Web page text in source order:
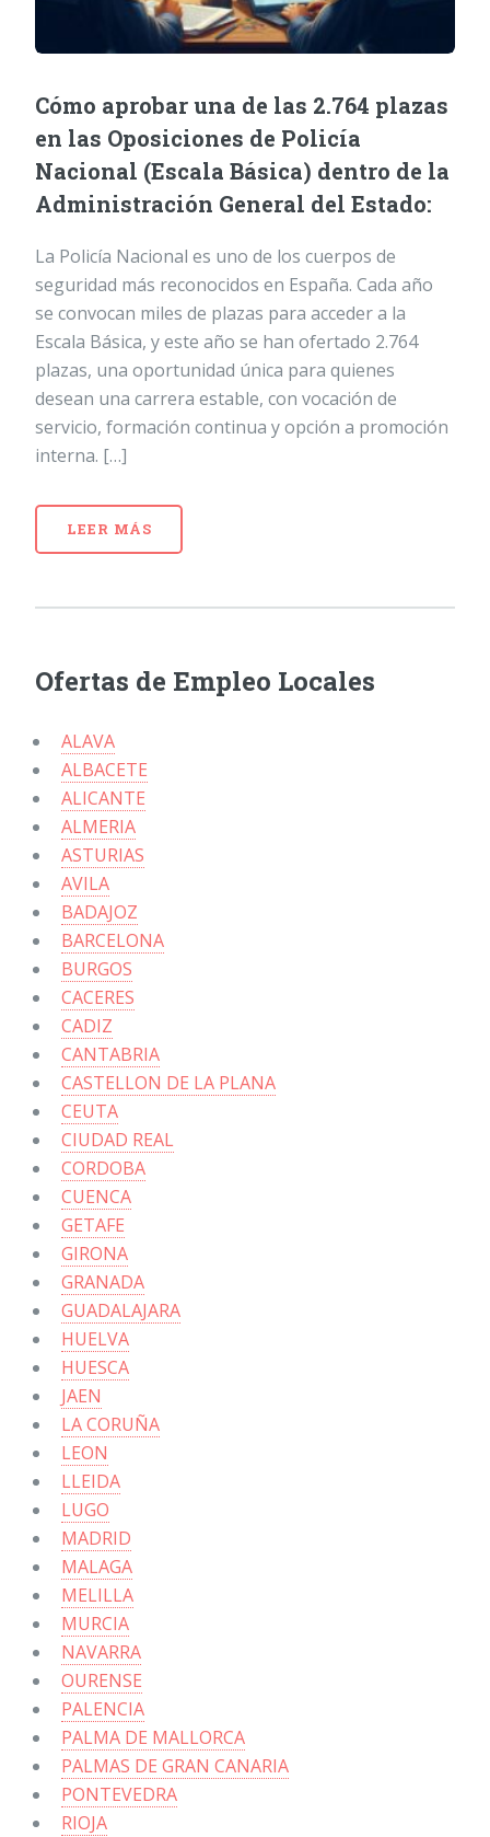
Cómo aprobar una de las 2.764 plazas
en las Oposiciones de Policía
Nacional (Escala Básica) dentro de la
Administración General del Estado:
La Policía Nacional es uno de los cuerpos de
seguridad más reconocidos en España. Cada año
se convocan miles de plazas para acceder a la
Escala Básica, y este año se han ofertado 2.764
plazas, una oportunidad única para quienes
desean una carrera estable, con vocación de
servicio, formación continua y opción a promoción
interna. […]
LEER MÁS
Ofertas de Empleo Locales
ALAVA
ALBACETE
ALICANTE
ALMERIA
ASTURIAS
AVILA
BADAJOZ
BARCELONA
BURGOS
CACERES
CADIZ
CANTABRIA
CASTELLON DE LA PLANA
CEUTA
CIUDAD REAL
CORDOBA
CUENCA
GETAFE
GIRONA
GRANADA
GUADALAJARA
HUELVA
HUESCA
JAEN
LA CORUÑA
LEON
LLEIDA
LUGO
MADRID
MALAGA
MELILLA
MURCIA
NAVARRA
OURENSE
PALENCIA
PALMA DE MALLORCA
PALMAS DE GRAN CANARIA
PONTEVEDRA
RIOJA